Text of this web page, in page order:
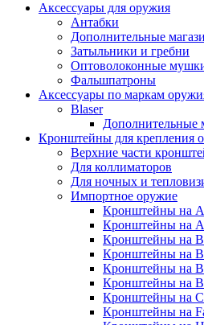
Аксессуары для оружия
Антабки
Дополнительные
Затыльники и гребни
Оптоволоконные
Фальшпатроны
Аксессуары по маркам
Blaser
Дополнительные
Кронштейны для крепления
Верхние части
Для коллиматоров
Для ночных и
Импортное оружие
Кронштейны на
Кронштейны на
Кронштейны на
Кронштейны на
Кронштейны на
Кронштейны на
Кронштейны на
Кронштейны на